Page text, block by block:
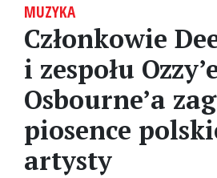
MUZYKA
Członkowie
i zespołu
Osbourne’a
piosence
artysty